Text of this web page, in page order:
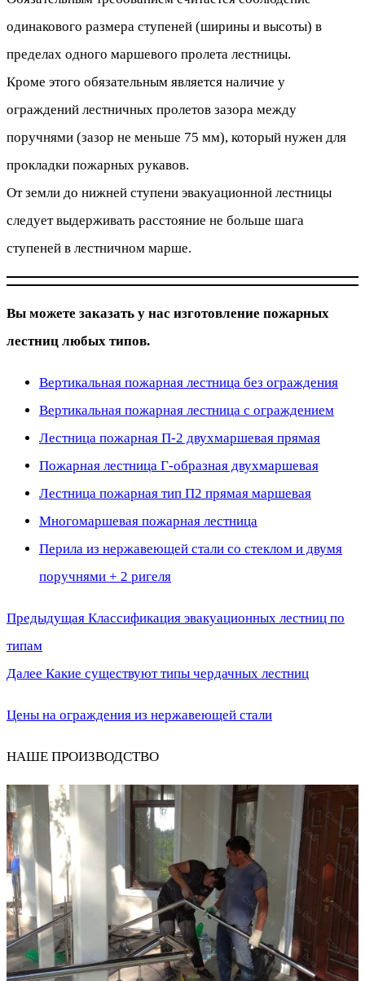
одинакового размера ступеней (ширины и высоты) в
пределах одного маршевого пролета лестницы.
Кроме этого обязательным является наличие у
ограждений лестничных пролетов зазора между
поручнями (зазор не меньше 75 мм), который нужен для
прокладки пожарных рукавов.
От земли до нижней ступени эвакуационной лестницы
следует выдерживать расстояние не больше шага
ступеней в лестничном марше.
Вы можете заказать у нас изготовление пожарных
лестниц любых типов.
Вертикальная пожарная лестница без ограждения
Вертикальная пожарная лестница с ограждением
Лестница пожарная П-2 двухмаршевая прямая
Пожарная лестница Г-образная двухмаршевая
Лестница пожарная тип П2 прямая маршевая
Многомаршевая пожарная лестница
Перила из нержавеющей стали со стеклом и двумя
поручнями + 2 ригеля
Навигация
по
записям
Предыдущая Предыдущая
Классификация эвакуационных лестниц по
типам
Далее Следующая
Какие существуют типы чердачных лестниц
Цены на ограждения из нержавеющей стали
НАШЕ ПРОИЗВОДСТВО